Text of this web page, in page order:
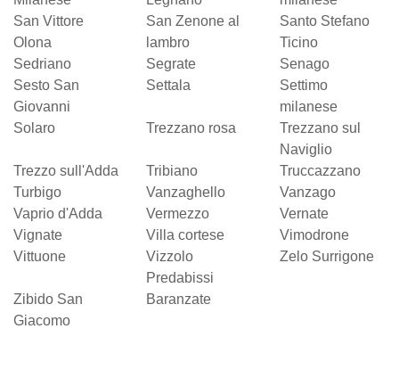
San Vittore
Olona
San Zenone al
lambro
Santo Stefano
Ticino
Sedriano
Segrate
Senago
Sesto San
Giovanni
Settala
Settimo
milanese
Solaro
Trezzano rosa
Trezzano sul
Naviglio
Trezzo sull'Adda
Tribiano
Truccazzano
Turbigo
Vanzaghello
Vanzago
Vaprio d'Adda
Vermezzo
Vernate
Vignate
Villa cortese
Vimodrone
Vittuone
Vizzolo
Predabissi
Zelo Surrigone
Zibido San
Giacomo
Baranzate